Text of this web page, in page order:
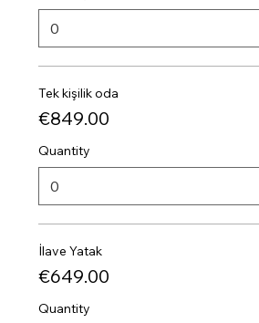
Tek kişilik oda
€849.00
Quantity
İlave Yatak
€649.00
Quantity